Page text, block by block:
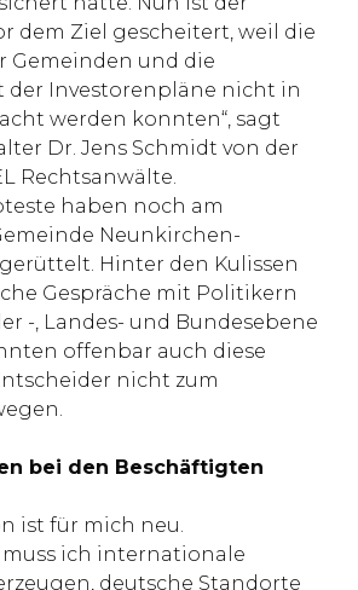
dem Ziel gescheitert, weil die
Gemeinden und die
der Investorenpläne nicht in
werden konnten“, sagt
Dr. Jens Schmidt von der
Rechtsanwälte.
haben noch am
Neunkirchen-
Hinter den Kulissen
Gespräche mit Politikern
-, Landes- und Bundesebene
offenbar auch diese
nicht zum
bei den Beschäftigten
ist für mich neu.
ich internationale
deutsche Standorte